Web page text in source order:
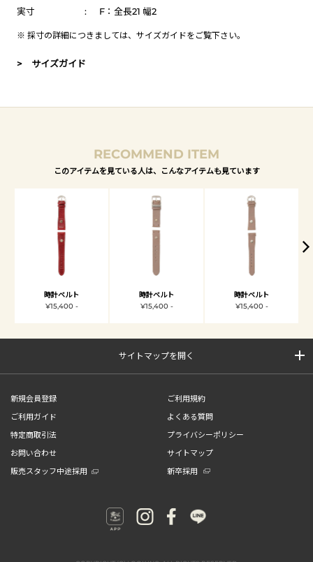
実寸
: F：全長21 幅2
※ 採寸の詳細につきましては、 サイズガイドをご覧下さい。
> サイズガイド
RECOMMEND ITEM
このアイテムを見ている人は、こんなアイテムも見ています
時計ベルト
¥15,400 -
時計ベルト
¥15,400 -
時計ベルト
¥15,400 -
サイトマップを開く
新規会員登録
ご利用規約
ご利用ガイド
よくある質問
特定商取引法
プライバシーポリシー
お問い合わせ
サイトマップ
販売スタッフ中途採用
新卒採用